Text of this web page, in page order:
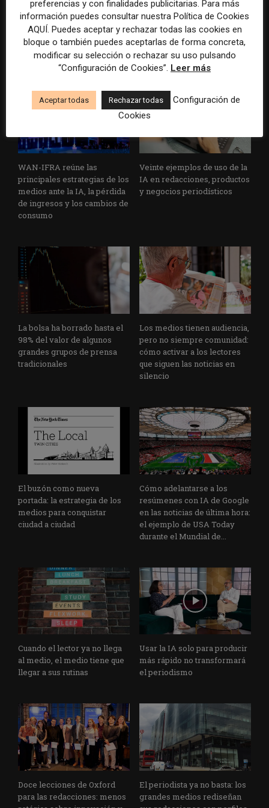
Cuando crecer ya no consiste
solo en sumar suscriptores
El gran problema
tecnológico de los medios ya
no es la falta de
herramientas, sino su
desconexión
WAN-IFRA reúne las
principales estrategias de los
medios ante la IA, la pérdida
de ingresos y los cambios de
consumo
Veinte ejemplos de uso de la
IA en redacciones, productos
y negocios periodísticos
La bolsa ha borrado hasta el
98% del valor de algunos
grandes grupos de prensa
tradicionales
Los medios tienen audiencia,
pero no siempre comunidad:
cómo activar a los lectores
que siguen las noticias en
silencio
El buzón como nueva
portada: la estrategia de los
medios para conquistar
ciudad a ciudad
Cómo adelantarse a los
resúmenes con IA de Google
en las noticias de última hora:
el ejemplo de USA Today
durante el Mundial de...
Cuando el lector ya no llega
al medio, el medio tiene que
llegar a sus rutinas
Usar la IA solo para producir
más rápido no transformará
el periodismo
Doce lecciones de Oxford
para las redacciones: menos
El periodista ya no basta: los
grandes medios rediseñan
preferencias y con finalidades publicitarias. Para más
información puedes consultar nuestra Política de Cookies
AQUÍ. Puedes aceptar y rechazar todas las cookies en
bloque o también puedes aceptarlas de forma concreta,
modificar su selección o rechazar su uso pulsando
“Configuración de Cookies”. Leer más
Aceptar todas Rechazar todas
Configuración de
Cookies